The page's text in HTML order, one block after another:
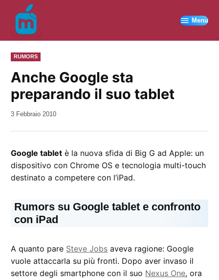
contenuto
Menu
PUBBLICATO
IN
RUMORS
Anche Google sta
preparando il suo tablet
da
3 Febbraio 2010
Google tablet è la nuova sfida di Big G ad Apple: un
dispositivo con Chrome OS e tecnologia multi-touch
destinato a competere con l’iPad.
Rumors su Google tablet e confronto
con iPad
A quanto pare Steve Jobs aveva ragione: Google
vuole attaccarla su più fronti. Dopo aver invaso il
settore degli smartphone con il suo Nexus One, ora